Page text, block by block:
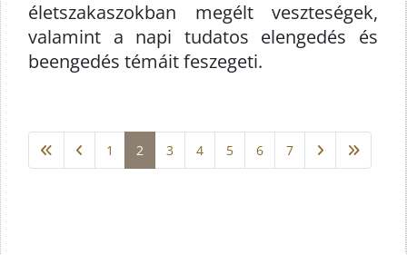
életszakaszokban megélt veszteségek,
valamint a napi tudatos elengedés és
beengedés témáit feszegeti.
1 2 3 4 5 6 7